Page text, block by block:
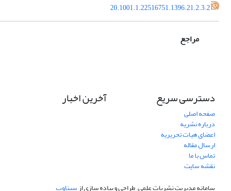
20.1001.1.22516751.1396.21.2.3.2
مراجع
دسترسی سریع
صفحه اصلی
درباره نشریه
اعضای هیات تحریریه
ارسال مقاله
تماس با ما
نقشه سایت
آخرین اخبار
سامانه مدیریت نشریات علمی.طراحی و پیاده سازی ازسیناوب